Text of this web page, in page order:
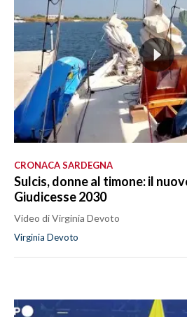
CRONACA SARDEGNA
Sulcis, donne al timone: il
Giudicesse 2030
Video di Virginia Devoto
Virginia Devoto